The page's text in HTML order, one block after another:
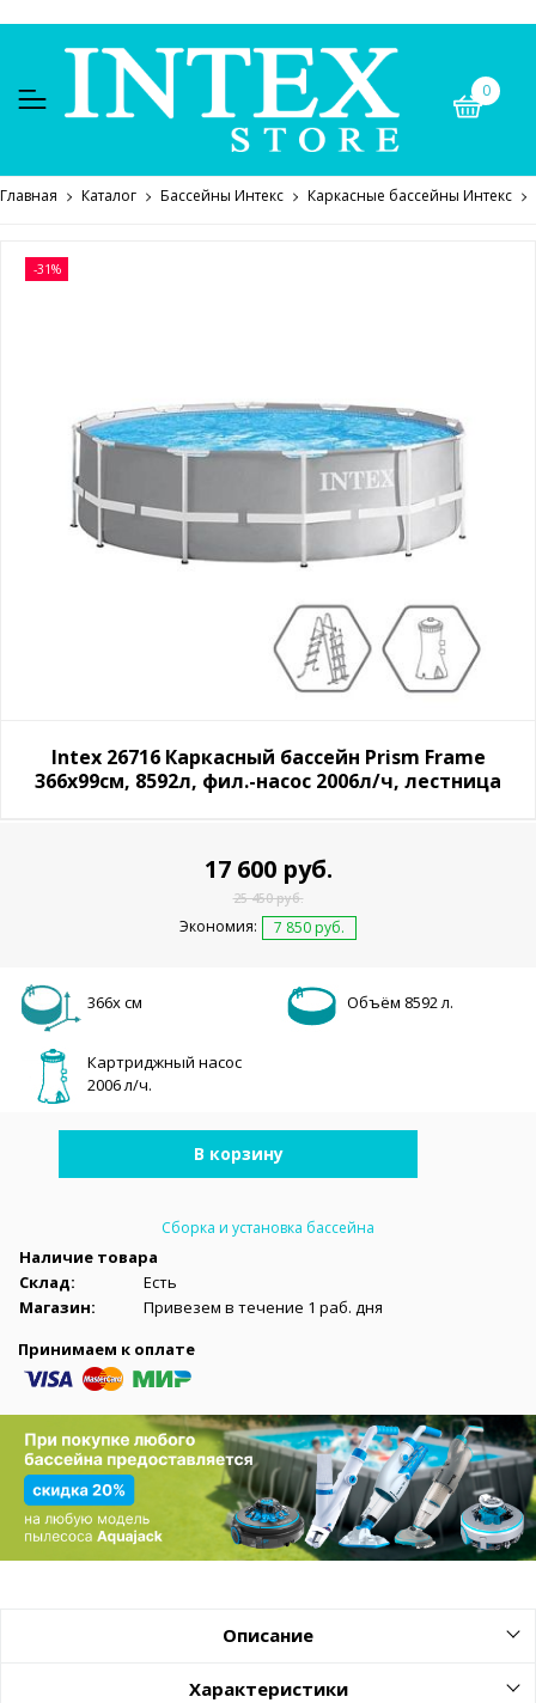
0
Главная Каталог Бассейны Интекс Каркасные бассейны Интекс
-31%
Intex 26716 Каркасный бассейн Prism Frame
366х99см, 8592л, фил.-насос 2006л/ч, лестница
17 600 руб.
25 450 руб.
Экономия: 7 850 руб.
366х см Объём 8592 л.
Картриджный насос
2006 л/ч.
В корзину
Сборка и установка бассейна
Наличие товара
Склад:
Есть
Магазин:
Привезем в течение 1 раб. дня
Принимаем к оплате
Описание
Характеристики